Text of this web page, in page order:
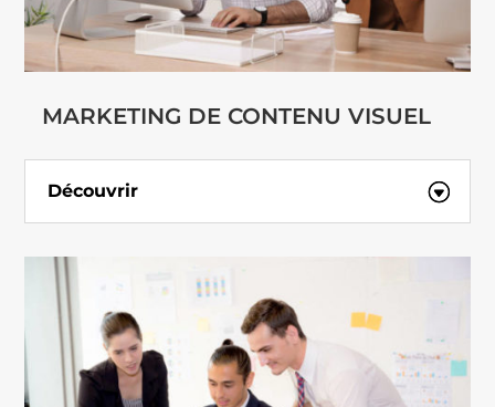
MARKETING DE CONTENU VISUEL
Découvrir